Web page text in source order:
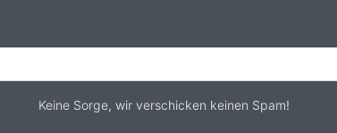
Keine Sorge, wir verschicken keinen Spam!